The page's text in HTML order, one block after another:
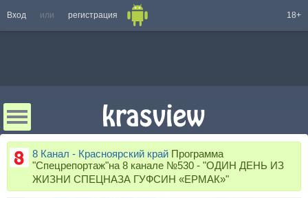
Вход или регистрация 18+
8 Канал - Красноярский край Программа
"Спецрепортаж"на 8 канале №530 - "ОДИН ДЕНЬ ИЗ
ЖИЗНИ СПЕЦНАЗА ГУФСИН «ЕРМАК»"